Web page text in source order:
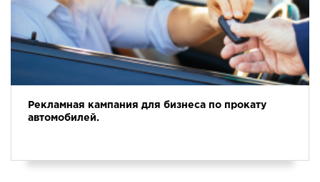
Рекламная кампания для бизнеса по прокату
автомобилей.